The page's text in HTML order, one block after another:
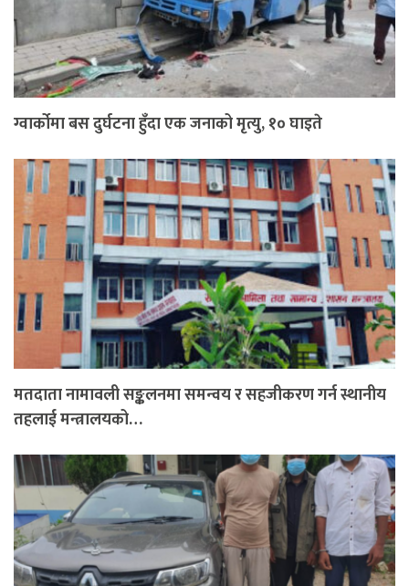
ग्वार्कोमा बस दुर्घटना हुँदा एक जनाको मृत्यु, १० घाइते
मतदाता नामावली सङ्कलनमा समन्वय र सहजीकरण गर्न स्थानीय
तहलाई मन्त्रालयको…